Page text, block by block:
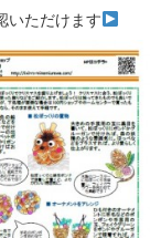
いただけます